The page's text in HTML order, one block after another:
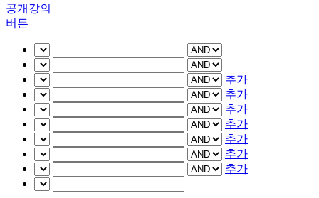
공개강의
버튼
추가
추가
추가
추가
추가
추가
추가